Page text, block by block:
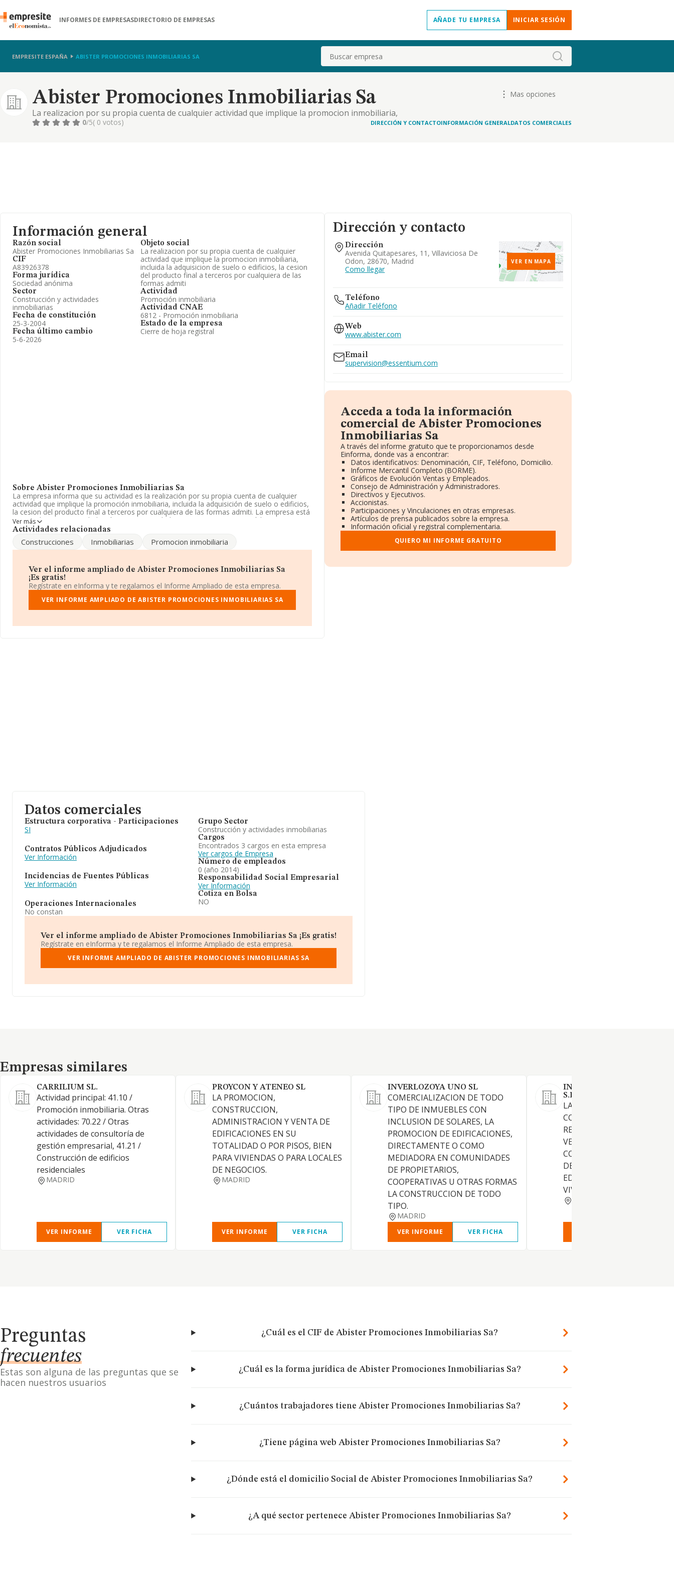
INFORMES DE EMPRESASDIRECTORIO DE EMPRESAS AÑADE TU EMPRESA INICIAR SESIÓN
EMPRESITE ESPAÑA ABISTER PROMOCIONES INMOBILIARIAS SA Buscar
Abister Promociones Inmobiliarias Sa
La realizacion por su propia cuenta de cualquier actividad que implique la promocion inmobiliaria,
incluida la adquisicion de suelo o edificios, la cesion del producto final a terceros por cualquiera de las
Mas opciones
0/5( 0 votos) DIRECCIÓN Y CONTACTOINFORMACIÓN GENERALDATOS COMERCIALES
Información general
Razón social
Abister Promociones Inmobiliarias Sa
CIF
A83926378
Forma jurídica
Sociedad anónima
Sector
Construcción y actividades
inmobiliarias
Fecha de constitución
25-3-2004
Fecha último cambio
5-6-2026
Objeto social
La realizacion por su propia cuenta de cualquier
actividad que implique la promocion inmobiliaria,
incluida la adquisicion de suelo o edificios, la cesion
del producto final a terceros por cualquiera de las
formas admiti
Actividad
Promoción inmobiliaria
Actividad CNAE
6812 - Promoción inmobiliaria
Estado de la empresa
Cierre de hoja registral
Sobre Abister Promociones Inmobiliarias Sa
La empresa informa que su actividad es la realización por su propia cuenta de cualquier
actividad que implique la promoción inmobiliaria, incluida la adquisición de suelo o edificios,
la cesion del producto final a terceros por cualquiera de las formas admiti. La empresa está
registrada como Sociedad Anónima. Su actividad CNAE es '%cnae%' con código 6812. La
compañía no tiene actividad en mercados exteriores.
El correo electrónico es supervision@essentium.com. La web eswww.abister.com
en Avenida Quitapesares Pol Empresarial Villap núm. 11, (28670), en el municipio de
Villaviciosa De Odón, Madrid.
Con los datos a disposición de INFORMA sobre 231.218 empresas pertenecientes al sector,
a nivel nacional la facturación asciende a 29.817 millones de euros y se calcula un promedio
de facturación de 128 mil euros entre todas las compañías. En cuanto a la información
empresas, cuyas ventas en 2014 han alcanzado los 14.368 millones de euros. Con el fin de
Ver más
Actividades relacionadas
Construcciones Inmobiliarias Promocion inmobiliaria
Ver el informe ampliado de Abister Promociones Inmobiliarias Sa
¡Es gratis!
Regístrate en eInforma y te regalamos el Informe Ampliado de esta empresa.
VER INFORME AMPLIADO DE ABISTER PROMOCIONES INMOBILIARIAS SA
Dirección y contacto
Dirección
Avenida Quitapesares, 11, Villaviciosa De
Odon, 28670, Madrid
Como llegar
VER EN MAPA
Teléfono
Añadir Teléfono
Web
www.abister.com
Email
supervision@essentium.com
Acceda a toda la información
comercial de Abister Promociones
Inmobiliarias Sa
A través del informe gratuito que te proporcionamos desde
Einforma, donde vas a encontrar:
Datos identificativos: Denominación, CIF, Teléfono, Domicilio.
Informe Mercantil Completo (BORME).
Gráficos de Evolución Ventas y Empleados.
Consejo de Administración y Administradores.
Directivos y Ejecutivos.
Accionistas.
Participaciones y Vinculaciones en otras empresas.
Artículos de prensa publicados sobre la empresa.
Información oficial y registral complementaria.
QUIERO MI INFORME GRATUITO
Datos comerciales
Estructura corporativa - Participaciones
SI
Contratos Públicos Adjudicados
Ver Información
Incidencias de Fuentes Públicas
Ver Información
Operaciones Internacionales
No constan
Grupo Sector
Construcción y actividades inmobiliarias
Cargos
Encontrados 3 cargos en esta empresa
Ver cargos de Empresa
Número de empleados
0 (año 2014)
Responsabilidad Social Empresarial
Ver Información
Cotiza en Bolsa
NO
Ver el informe ampliado de Abister Promociones Inmobiliarias Sa ¡Es gratis!
Regístrate en eInforma y te regalamos el Informe Ampliado de esta empresa.
VER INFORME AMPLIADO DE ABISTER PROMOCIONES INMOBILIARIAS SA
Empresas similares
Empresas similares
CARRILIUM SL.
Actividad principal: 41.10 /
Promoción inmobiliaria. Otras
actividades: 70.22 / Otras
actividades de consultoría de
gestión empresarial, 41.21 /
Construcción de edificios
residenciales
MADRID
VER INFORME VER FICHA
PROYCON Y ATENEO SL
LA PROMOCION,
CONSTRUCCION,
ADMINISTRACION Y VENTA DE
EDIFICACIONES EN SU
TOTALIDAD O POR PISOS, BIEN
PARA VIVIENDAS O PARA LOCALES
DE NEGOCIOS.
MADRID
VER INFORME VER FICHA
INVERLOZOYA UNO SL
COMERCIALIZACION DE TODO
TIPO DE INMUEBLES CON
INCLUSION DE SOLARES, LA
PROMOCION DE EDIFICACIONES,
DIRECTAMENTE O COMO
MEDIADORA EN COMUNIDADES
DE PROPIETARIOS,
COOPERATIVAS U OTRAS FORMAS
LA CONSTRUCCION DE TODO
TIPO.
MADRID
VER INFORME VER FICHA
INVERSIONES FERRER DEL
S.L.
LA PROMOCION,
CONSTRUCCION,
REHABILITACION,
VENTA, ARRENDAMIENTO,
CONSERVACION Y
DE TODA CLASE DE
EDIFICACIONES
VIVIENDAS, Y OTROS
Preguntas
frecuentes
Estas son alguna de las preguntas que se
hacen nuestros usuarios
¿Cuál es el CIF de Abister Promociones Inmobiliarias Sa?
¿Cuál es la forma jurídica de Abister Promociones Inmobiliarias Sa?
¿Cuántos trabajadores tiene Abister Promociones Inmobiliarias Sa?
¿Tiene página web Abister Promociones Inmobiliarias Sa?
¿Dónde está el domicilio Social de Abister Promociones Inmobiliarias Sa?
¿A qué sector pertenece Abister Promociones Inmobiliarias Sa?